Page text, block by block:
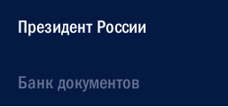
Президент России
Банк документов